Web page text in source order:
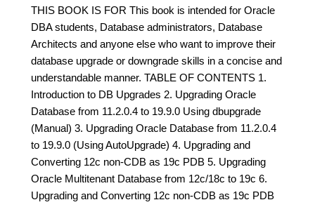
THIS BOOK IS FOR This book is intended for Oracle
DBA students, Database administrators, Database
Architects and anyone else who want to improve their
database upgrade or downgrade skills in a concise and
understandable manner. TABLE OF CONTENTS 1.
Introduction to DB Upgrades 2. Upgrading Oracle
Database from 11.2.0.4 to 19.9.0 Using dbupgrade
(Manual) 3. Upgrading Oracle Database from 11.2.0.4
to 19.9.0 (Using AutoUpgrade) 4. Upgrading and
Converting 12c non-CDB as 19c PDB 5. Upgrading
Oracle Multitenant Database from 12c/18c to 19c 6.
Upgrading and Converting 12c non-CDB as 19c PDB